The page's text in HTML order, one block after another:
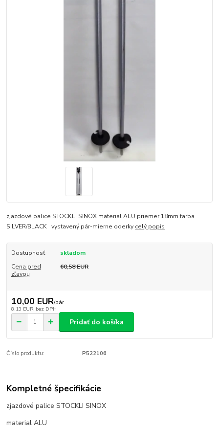
zjazdové palice STOCKLI SINOX material ALU priemer 18mm farba
SILVER/BLACK vystavený pár-mierne oderky celý popis
Dostupnosť
skladom
Cena pred
zľavou
60,58 EUR
10,00 EUR/pár
8,13 EUR bez DPH
Pridať do košíka
Číslo produktu: P522106
Kompletné špecifikácie
zjazdové palice STOCKLI SINOX
material ALU